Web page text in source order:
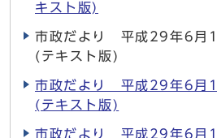
キスト版)
市政だより 平成29年6
(テキスト版)
市政だより 平成29年6
(テキスト版)
市政だより 平成29年6